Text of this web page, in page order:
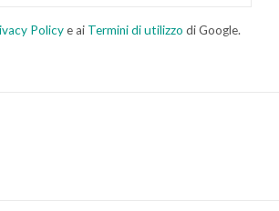
Policye ai Termini di utilizzo di Google.